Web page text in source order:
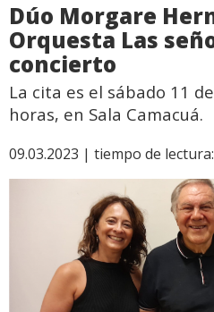
Dúo Morgare
Orquesta Las
concierto
La cita es el sábado 11
horas, en Sala Camacuá.
09.03.2023 | tiempo de lectura: